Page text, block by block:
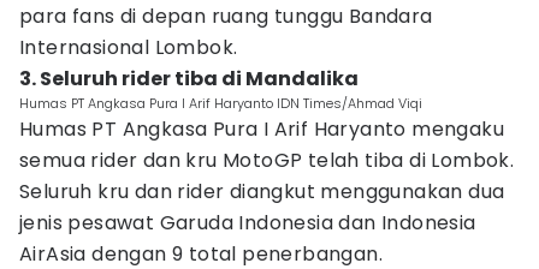
para fans di depan ruang tunggu Bandara
Internasional Lombok.
3. Seluruh rider tiba di Mandalika
Humas PT Angkasa Pura I Arif Haryanto IDN Times/Ahmad Viqi
Humas PT Angkasa Pura I Arif Haryanto mengaku
semua rider dan kru MotoGP telah tiba di Lombok.
Seluruh kru dan rider diangkut menggunakan dua
jenis pesawat Garuda Indonesia dan Indonesia
AirAsia dengan 9 total penerbangan.